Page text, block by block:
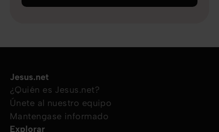
Jesus.net
¿Quién es Jesus.net?
Únete al nuestro equipo
Mantengase informado
Explorar